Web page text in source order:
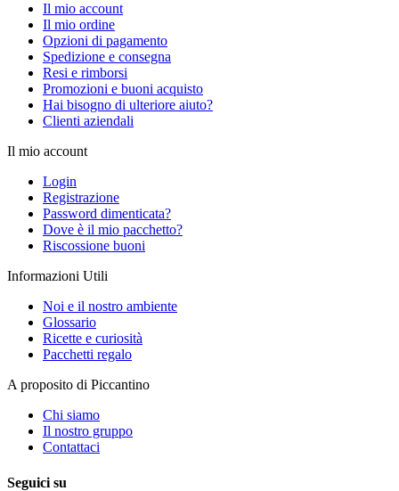
Il mio account
Il mio ordine
Opzioni di pagamento
Spedizione e consegna
Resi e rimborsi
Promozioni e buoni acquisto
Hai bisogno di ulteriore aiuto?
Clienti aziendali
Il mio account
Login
Registrazione
Password dimenticata?
Dove è il mio pacchetto?
Riscossione buoni
Informazioni Utili
Noi e il nostro ambiente
Glossario
Ricette e curiosità
Pacchetti regalo
A proposito di Piccantino
Chi siamo
Il nostro gruppo
Contattaci
Seguici su